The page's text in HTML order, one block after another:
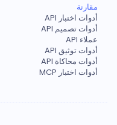
مقارنة
أدوات اختبار API
أدوات تصميم API
عملاء API
أدوات توثيق API
أدوات محاكاة API
أدوات اختبار MCP